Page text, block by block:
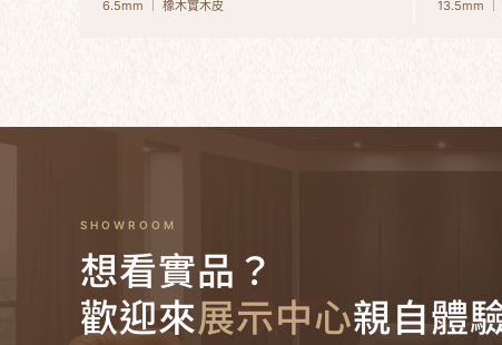
6.5mm ｜ 橡木實木皮 13.5mm ｜
SHOWROOM
想看實品？
歡迎來展示中心親自體